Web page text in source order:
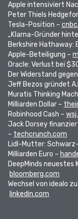
Apple intensiviert
Peter Thiels
Tesla-Position –
„Klarna-Gründer
Berkshire
Apple-Beteiligung –
Oracle: Verlust bei
Der Widerstand
Jeff Bezos gründet
Muratis Thinking
Milliarden Dollar –
Robinhood Cash –
Jack Dorsey
– techcrunch.com
Lidl-Mutter:
Milliarden Euro –
DeepMinds
bloomberg.com
Wechsel von idealo
linkedin.com